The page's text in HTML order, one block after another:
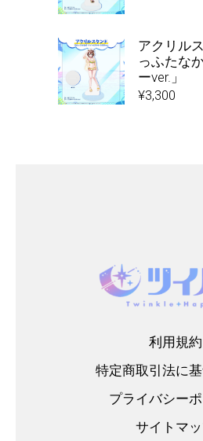
アクリル
っふたな
ーver.」
¥3,300
利用規約
特定商取引法に
プライバシー
サイトマ